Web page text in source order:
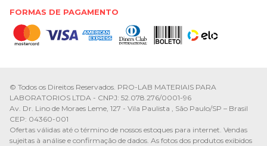
FORMAS DE PAGAMENTO
© Todos os Direitos Reservados. PRO-LAB MATERIAIS PARA
LABORATORIOS LTDA - CNPJ: 52.078.276/0001-96
Av. Dr. Lino de Moraes Leme, 127 - Vila Paulista , São Paulo/SP – Brasil
CEP: 04360-001
Ofertas válidas até o término de nossos estoques para internet. Vendas
sujeitas à análise e confirmação de dados. As fotos dos produtos exibidos